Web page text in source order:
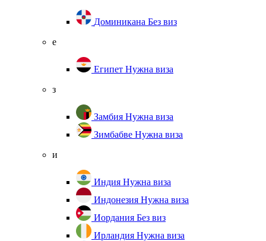
Доминикана Без виз
е
Египет Нужна виза
з
Замбия Нужна виза
Зимбабве Нужна виза
и
Индия Нужна виза
Индонезия Нужна виза
Иордания Без виз
Ирландия Нужна виза